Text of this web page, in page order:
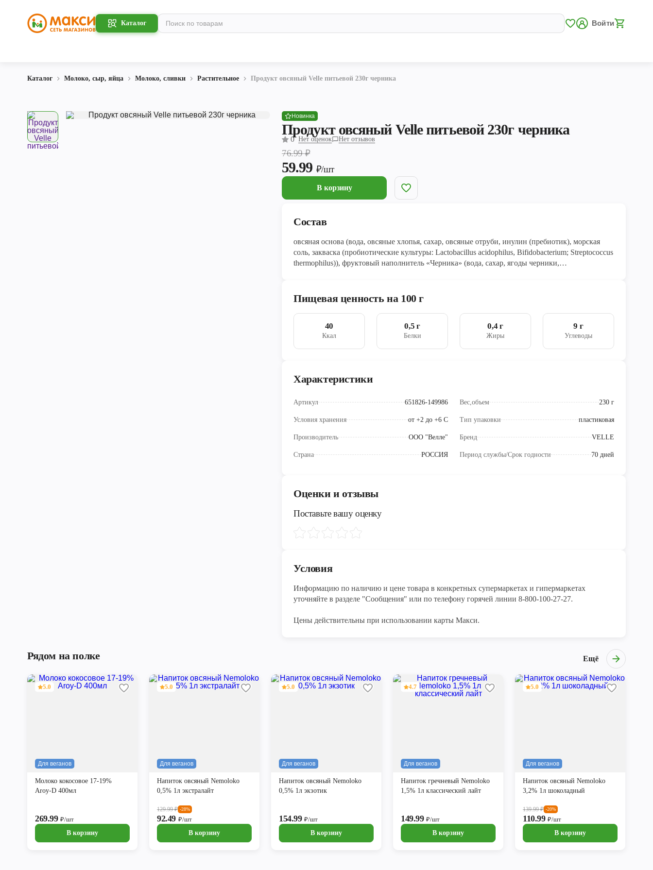
Каталог Войти
Каталог Молоко, сыр, яйца Молоко, сливки Растительное Продукт овсяный Velle питьевой 230г черника
Новинка
Продукт овсяный Velle питьевой 230г черника
0 Нет оценок Нет отзывов
76.99₽
59.99 ₽/шт
В корзину
Состав
овсяная основа (вода, овсяные хлопья, сахар, овсяные отруби, инулин (пребиотик), морская
соль, закваска (пробиотические культуры: Lactobacillus acidophilus, Bifidobacterium; Streptococcus
thermophilus)), фруктовый наполнитель «Черника» (вода, сахар, ягоды черники,
Пищевая ценность на 100 г
40
Ккал
0,5 г
Белки
0,4 г
Жиры
9 г
Углеводы
Характеристики
Артикул 651826-149986 Вес,объем 230 г
Условия хранения от +2 до +6 С Тип упаковки пластиковая
Производитель ООО "Велле" Бренд VELLE
Страна РОССИЯ Период службы/Срок годности 70 дней
Оценки и отзывы
Поставьте вашу оценку
Условия
Информацию по наличию и цене товара в конкретных супермаркетах и гипермаркетах
уточняйте в разделе "Сообщения" или по телефону горячей линии 8-800-100-27-27.
Цены действительны при использовании карты Макси.
Рядом на полке Ещё
Для веганов
5.0
Молоко кокосовое 17-19%
Aroy-D 400мл
269.99₽/шт
В корзину
Для веганов
5.0
Напиток овсяный Nemoloko
0,5% 1л экстралайт
129.99₽ -28%
92.49 ₽/шт
В корзину
Для веганов
5.0
Напиток овсяный Nemoloko
0,5% 1л экзотик
154.99₽/шт
В корзину
Для веганов
4.7
Напиток гречневый Nemoloko
1,5% 1л классический лайт
149.99₽/шт
В корзину
Для веганов
5.0
Напиток овсяный Nemoloko
3,2% 1л шоколадный
139.99₽ -20%
110.99₽/шт
В корзину